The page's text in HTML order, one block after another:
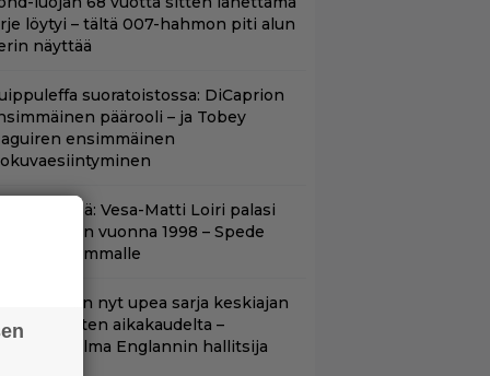
löytyi – tältä 007-hahmon piti alun
näyttää
suoratoistossa: DiCaprion
päärooli – ja Tobey
ensimmäinen
tv:ssä: Vesa-Matti Loiri palasi
rooliin vuonna 1998 – Spede
sivummalle
on nyt upea sarja keskiajan
aikakaudelta –
julma Englannin hallitsija